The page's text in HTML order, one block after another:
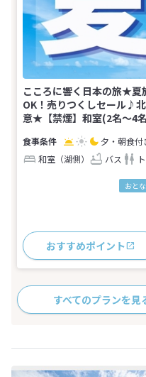
こころに響く日本の旅★
OK！売りつくしセール♪
意★【禁煙】和室(2名～4
夕・朝食付
和室（湖側）
バス
おと
おすすめポイント
すべてのプランを見